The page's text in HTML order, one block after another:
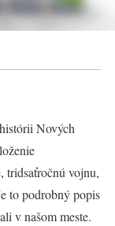
Nových
tridsaťročnú vojnu,
to podrobný popis
v našom meste.